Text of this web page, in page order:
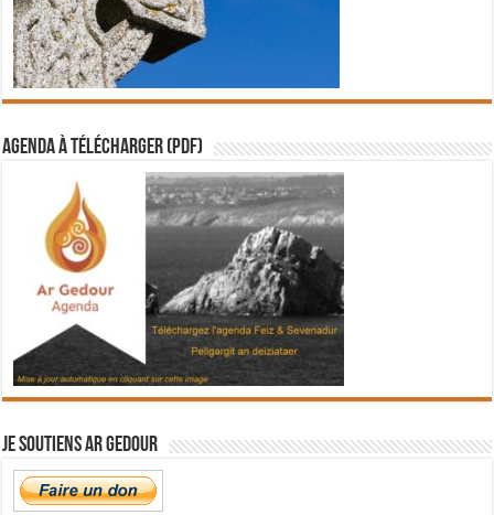
Agenda à télécharger (PDF)
Je soutiens Ar Gedour